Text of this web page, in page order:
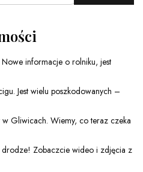
Nowe informacje o rolniku, jest
Jest wielu poszkodowanych –
w Gliwicach. Wiemy, co teraz czeka
Zobaczcie wideo i zdjęcia z